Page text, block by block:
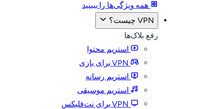
همه ویژگی‌ها را ببینید
VPN چیست؟
رفع بلاک‌ها
استریم محتوا
VPN برای بازی
استریم رسانه
استریم موسیقی
VPN برای نت‌فلیکس